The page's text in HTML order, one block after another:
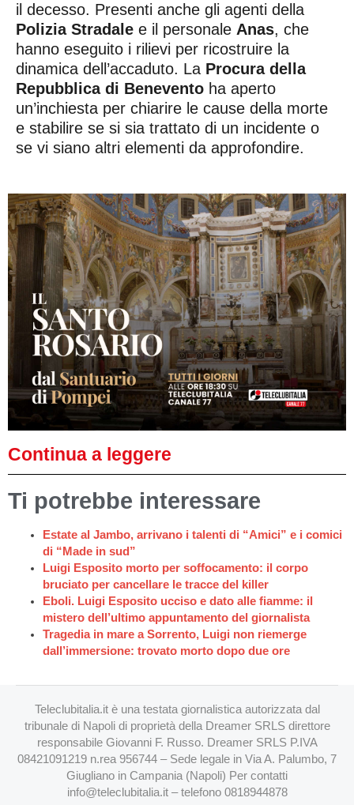
il decesso. Presenti anche gli agenti della
Polizia Stradale e il personale Anas, che
hanno eseguito i rilievi per ricostruire la
dinamica dell’accaduto. La Procura della
Repubblica di Benevento ha aperto
un’inchiesta per chiarire le cause della morte
e stabilire se si sia trattato di un incidente o
se vi siano altri elementi da approfondire.
Continua a leggere
Ti potrebbe interessare
Estate al Jambo, arrivano i talenti di “Amici” e i comici
di “Made in sud”
Luigi Esposito morto per soffocamento: il corpo
bruciato per cancellare le tracce del killer
Eboli. Luigi Esposito ucciso e dato alle fiamme: il
mistero dell’ultimo appuntamento del giornalista
Tragedia in mare a Sorrento, Luigi non riemerge
dall’immersione: trovato morto dopo due ore
Teleclubitalia.it è una testata giornalistica autorizzata dal
tribunale di Napoli di proprietà della Dreamer SRLS direttore
responsabile Giovanni F. Russo. Dreamer SRLS P.IVA
08421091219 n.rea 956744 – Sede legale in Via A. Palumbo, 7
Giugliano in Campania (Napoli) Per contatti
info@teleclubitalia.it– telefono 0818944878